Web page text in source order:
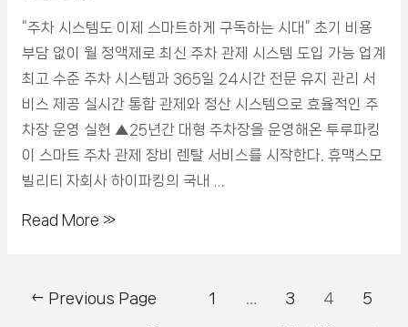
“주차 시스템도 이제 스마트하게 구독하는 시대” 초기 비용
부담 없이 월 정액제로 최신 주차 관제 시스템 도입 가능 업계
최고 수준 주차 시스템과 365일 24시간 전문 유지 관리 서
비스 제공 실시간 통합 관제와 정산 시스템으로 효율적인 주
차장 운영 실현 ▲25년간 대형 주차장을 운영해온 투루파킹
이 스마트 주차 관제 장비 렌탈 서비스를 시작한다. 휴맥스모
빌리티 자회사 하이파킹의 국내 …
Read More »
← Previous Page 1 3 4 5